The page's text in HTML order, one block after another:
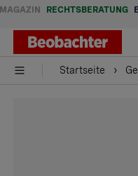
MAGAZIN RECHTSBERATUNG
Startseite